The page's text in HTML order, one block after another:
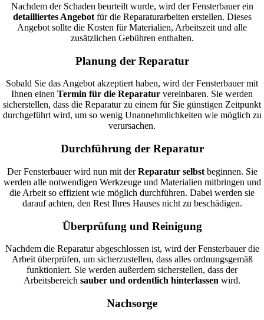
Nachdem der Schaden beurteilt wurde, wird der Fensterbauer ein
detailliertes Angebotfür die Reparaturarbeiten erstellen. Dieses
Angebot sollte die Kosten für Materialien, Arbeitszeit und alle
zusätzlichen Gebühren enthalten.
Planung der Reparatur
Sobald Sie das Angebot akzeptiert haben, wird der Fensterbauer mit
Ihnen einen Termin für die Reparatur vereinbaren. Sie werden
sicherstellen, dass die Reparatur zu einem für Sie günstigen Zeitpunkt
durchgeführt wird, um so wenig Unannehmlichkeiten wie möglich zu
verursachen.
Durchführung der Reparatur
Der Fensterbauer wird nun mit derReparatur selbstbeginnen. Sie
werden alle notwendigen Werkzeuge und Materialien mitbringen und
die Arbeit so effizient wie möglich durchführen. Dabei werden sie
darauf achten, den Rest Ihres Hauses nicht zu beschädigen.
Überprüfung und Reinigung
Nachdem die Reparatur abgeschlossen ist, wird der Fensterbauer die
Arbeit überprüfen, um sicherzustellen, dass alles ordnungsgemäß
funktioniert. Sie werden außerdem sicherstellen, dass der
Arbeitsbereich sauber und ordentlich hinterlassen wird.
Nachsorge